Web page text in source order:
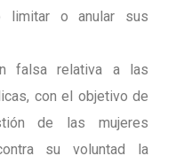
limitar o anular sus
falsa relativa a las
con el objetivo de
de las mujeres
su voluntad la